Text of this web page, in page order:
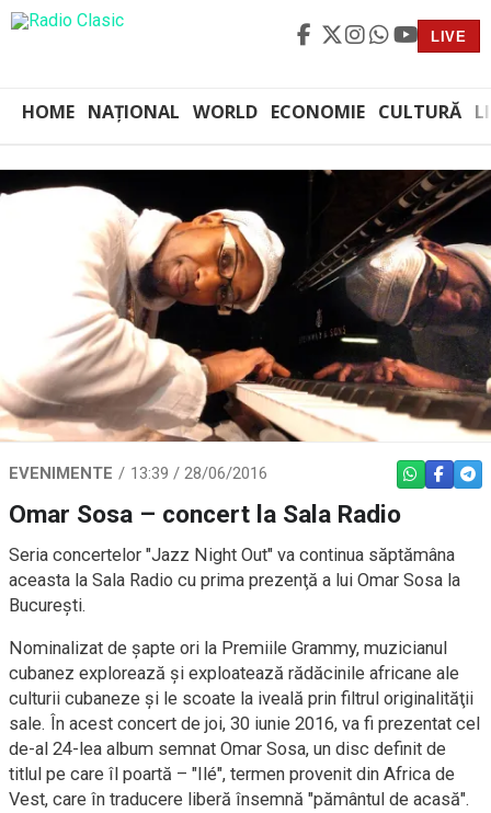
LIVE
HOME NAȚIONAL WORLD ECONOMIE CULTURĂ
EVENIMENTE 13:39 / 28/06/2016 WHATSAPP
Omar Sosa – concert la Sala Radio
Seria concertelor "Jazz Night Out" va continua săptămâna
aceasta la Sala Radio cu prima prezenţă a lui Omar Sosa la
Bucureşti.
Nominalizat de șapte ori la Premiile Grammy, muzicianul
cubanez explorează și exploatează rădăcinile africane ale
culturii cubaneze și le scoate la iveală prin filtrul originalităţii
sale. În acest concert de joi, 30 iunie 2016, va fi prezentat cel
de-al 24-lea album semnat Omar Sosa, un disc definit de
titlul pe care îl poartă – "Ilé", termen provenit din Africa de
Vest, care în traducere liberă însemnă "pământul de acasă".